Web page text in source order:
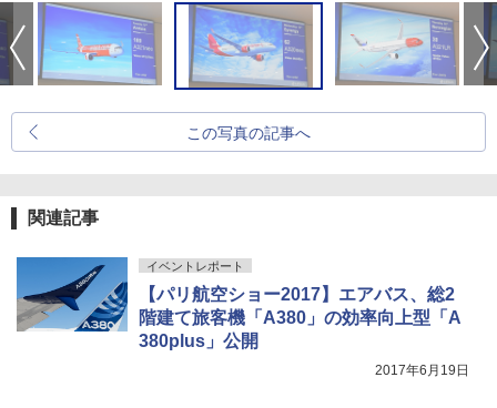
この写真の記事へ
関連記事
イベントレポート
【パリ航空ショー2017】エアバス、総2
階建て旅客機「A380」の効率向上型「A
380plus」公開
2017年6月19日